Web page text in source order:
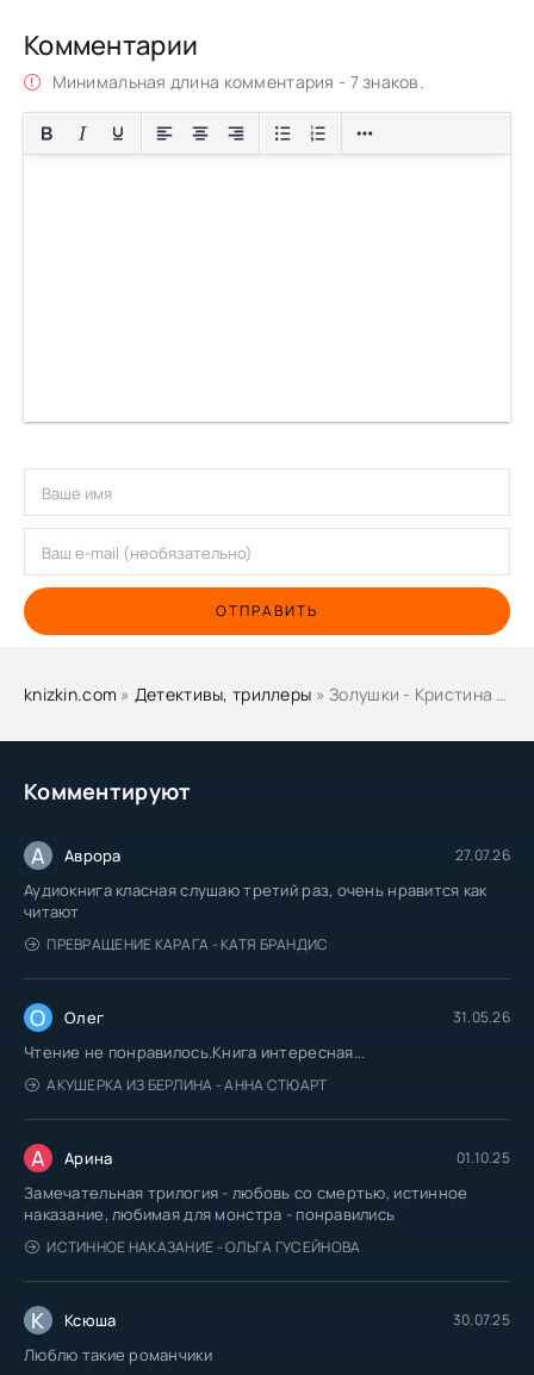
Комментируют
А Аврора 27.07.26
Аудиокнига класная слушаю третий раз, очень нравится как
читают
ПРЕВРАЩЕНИЕ КАРАГА - КАТЯ БРАНДИС
О Олег 31.05.26
Чтение не понравилось.Книга интересная...
АКУШЕРКА ИЗ БЕРЛИНА - АННА СТЮАРТ
А Арина 01.10.25
Замечательная трилогия - любовь со смертью, истинное
наказание, любимая для монстра - понравились
ИСТИННОЕ НАКАЗАНИЕ - ОЛЬГА ГУСЕЙНОВА
К Ксюша 30.07.25
Люблю такие романчики
Комментарии
Минимальная длина комментария - 7 знаков.
ОТПРАВИТЬ
knizkin.com » Детективы, триллеры » Золушки - Кристина Ульсон